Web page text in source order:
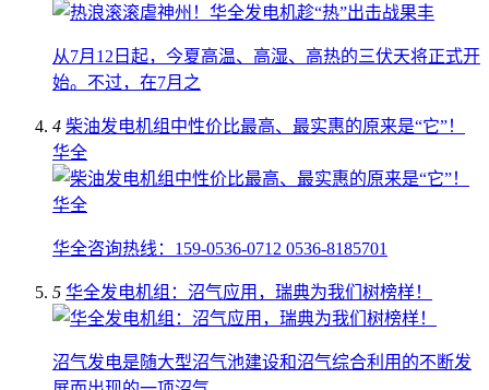
从7月12日起，今夏高温、高湿、高热的三伏天将正式开
始。不过，在7月之
4 柴油发电机组中性价比最高、最实惠的原来是“它”！
华全
华全咨询热线：159-0536-0712 0536-8185701
5 华全发电机组：沼气应用，瑞典为我们树榜样！
沼气发电是随大型沼气池建设和沼气综合利用的不断发